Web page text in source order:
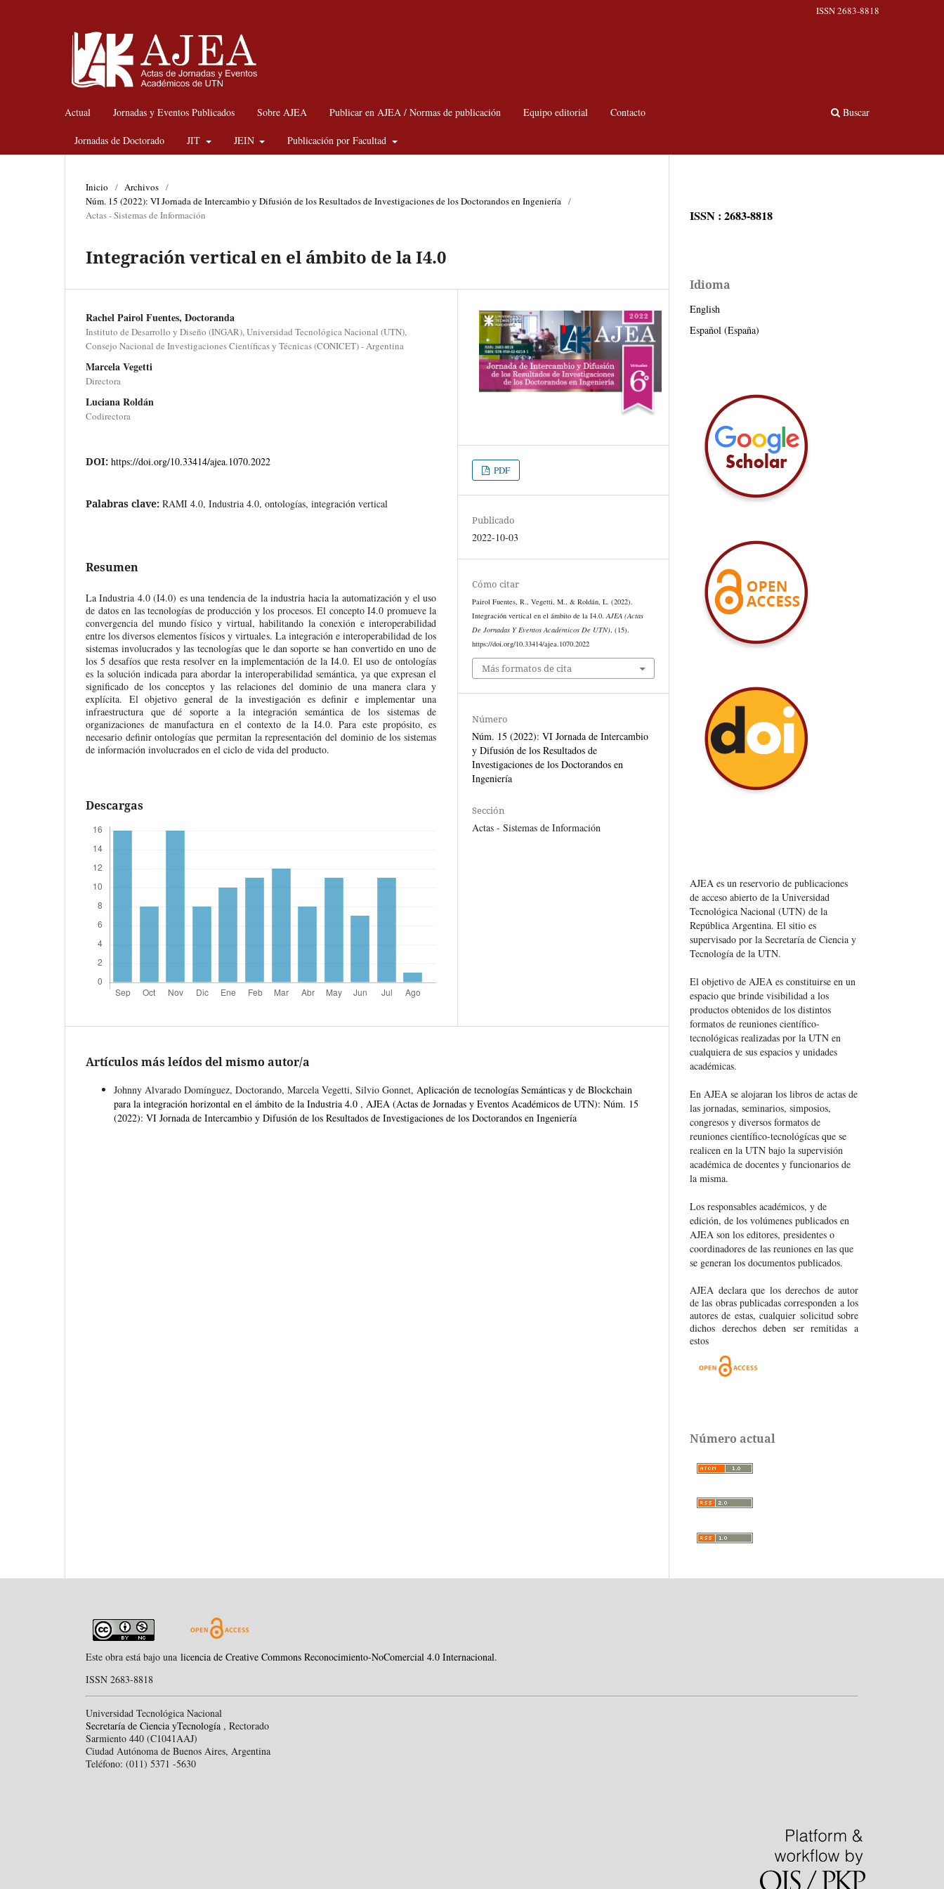
Actual Jornadas y Eventos Publicados Sobre AJEA Publicar en AJEA / Normas de publicación Equipo editorial Contacto
Jornadas de Doctorado JIT JEIN Publicación por Facultad
Buscar
ISSN 2683-8818
Inicio / Archivos /
Núm. 15 (2022): VI Jornada de Intercambio y Difusión de los Resultados de Investigaciones de los Doctorandos en Ingeniería /
Actas - Sistemas de Información
Integración vertical en el ámbito de la I4.0
Rachel Pairol Fuentes, Doctoranda
Instituto de Desarrollo y Diseño (INGAR), Universidad Tecnológica Nacional (UTN),
Consejo Nacional de Investigaciones Científicas y Técnicas (CONICET) - Argentina
Marcela Vegetti
Directora
Luciana Roldán
Codirectora
DOI: https://doi.org/10.33414/ajea.1070.2022
Palabras clave: RAMI 4.0, Industria 4.0, ontologías, integración vertical
Resumen
La Industria 4.0 (I4.0) es una tendencia de la industria hacia la automatización y el uso
de datos en las tecnologías de producción y los procesos. El concepto I4.0 promueve la
convergencia del mundo físico y virtual, habilitando la conexión e interoperabilidad
entre los diversos elementos físicos y virtuales. La integración e interoperabilidad de los
sistemas involucrados y las tecnologías que le dan soporte se han convertido en uno de
los 5 desafíos que resta resolver en la implementación de la I4.0. El uso de ontologías
es la solución indicada para abordar la interoperabilidad semántica, ya que expresan el
significado de los conceptos y las relaciones del dominio de una manera clara y
explícita. El objetivo general de la investigación es definir e implementar una
infraestructura que dé soporte a la integración semántica de los sistemas de
organizaciones de manufactura en el contexto de la I4.0. Para este propósito, es
necesario definir ontologías que permitan la representación del dominio de los sistemas
de información involucrados en el ciclo de vida del producto.
Descargas
PDF
Publicado
2022-10-03
Cómo citar
Pairol Fuentes, R., Vegetti, M., & Roldán, L. (2022).
Integración vertical en el ámbito de la I4.0.AJEA (Actas
De Jornadas Y Eventos Académicos De UTN), (15).
https://doi.org/10.33414/ajea.1070.2022
Más formatos de cita
Número
Núm. 15 (2022): VI Jornada de Intercambio
y Difusión de los Resultados de
Investigaciones de los Doctorandos en
Ingeniería
Sección
Actas - Sistemas de Información
Artículos más leídos del mismo autor/a
Johnny Alvarado Domínguez, Doctorando, Marcela Vegetti, Silvio Gonnet, Aplicación de tecnologías Semánticas y de Blockchain
para la integración horizontal en el ámbito de la Industria 4.0 , AJEA (Actas de Jornadas y Eventos Académicos de UTN): Núm. 15
(2022): VI Jornada de Intercambio y Difusión de los Resultados de Investigaciones de los Doctorandos en Ingeniería
ISSN : 2683-8818
Idioma
English
Español (España)
AJEA es un reservorio de publicaciones
de acceso abierto de la Universidad
Tecnológica Nacional (UTN) de la
República Argentina. El sitio es
supervisado por la Secretaría de Ciencia y
Tecnología de la UTN.
El objetivo de AJEA es constituirse en un
espacio que brinde visibilidad a los
productos obtenidos de los distintos
formatos de reuniones científico-
tecnológicas realizadas por la UTN en
cualquiera de sus espacios y unidades
académicas.
En AJEA se alojaran los libros de actas de
las jornadas, seminarios, simposios,
congresos y diversos formatos de
reuniones científico-tecnológícas que se
realicen en la UTN bajo la supervisión
académica de docentes y funcionarios de
la misma.
Los responsables académicos, y de
edición, de los volúmenes publicados en
AJEA son los editores, presidentes o
coordinadores de las reuniones en las que
se generan los documentos publicados.
AJEA declara que los derechos de autor
de las obras publicadas corresponden a los
autores de estas, cualquier solicitud sobre
dichos derechos deben ser remitidas a
estos
Número actual
Este obra está bajo una licencia de Creative Commons Reconocimiento-NoComercial 4.0 Internacional.
ISSN 2683-8818
Universidad Tecnológica Nacional
Secretaría de Ciencia yTecnología , Rectorado
Sarmiento 440 (C1041AAJ)
Ciudad Autónoma de Buenos Aires, Argentina
Teléfono: (011) 5371 -5630